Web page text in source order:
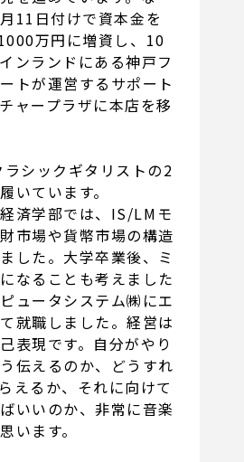
11日付けで資本金を
万円に増資し、10
ンランドにある神戸フ
トが運営するサポート
ャープラザに本店を移
シックギタリストの2
いています。
済学部では、IS/LMモ
市場や貨幣市場の構造
した。大学卒業後、ミ
なることも考えました
ュータシステム㈱にエ
就職しました。経営は
表現です。自分がやり
伝えるのか、どうすれ
えるか、それに向けて
いいのか、非常に音楽
います。